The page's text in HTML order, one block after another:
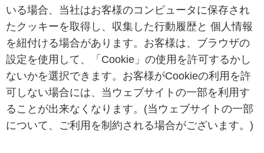
いる場合、当社はお客様のコンピュータに保存され
たクッキーを取得し、収集した行動履歴と 個人情報
を紐付ける場合があります。お客様は、ブラウザの
設定を使用して、「Cookie」の使用を許可するかし
ないかを選択できます。お客様がCookieの利用を許
可しない場合には、当ウェブサイトの一部を利用す
ることが出来なくなります。(当ウェブサイトの一部
について、ご利用を制約される場合がございます。)